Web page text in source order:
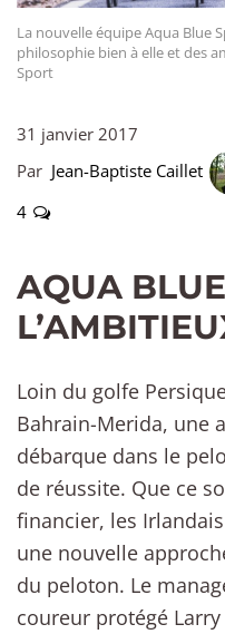
La nouvelle équipe Aqua Blue
philosophie bien à elle et des
Sport
31 janvier 2017
Par Jean-Baptiste Caillet
4
AQUA
Loin du golfe
Bahrain-Merida, une
débarque dans le
de réussite. Que ce
financier, les
une nouvelle
du peloton. Le
coureur protégé